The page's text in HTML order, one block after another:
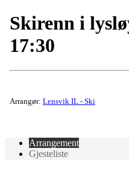
Skirenn i
17:30
Arrangør: Lensvik IL - Ski
Arrangement
Gjesteliste